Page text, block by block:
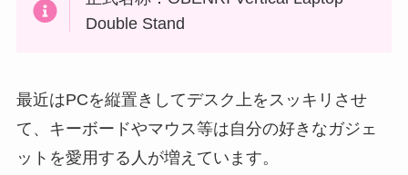
Double Stand
最近はPCを縦置きしてデスク上をスッキリさせ
て、キーボードやマウス等は自分の好きなガジェ
ットを愛用する人が増えています。